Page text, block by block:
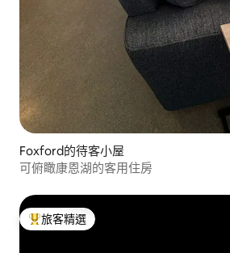
Foxford的待客小屋
可俯瞰康恩湖的客用住房
旅客精選榜首
旅客精選